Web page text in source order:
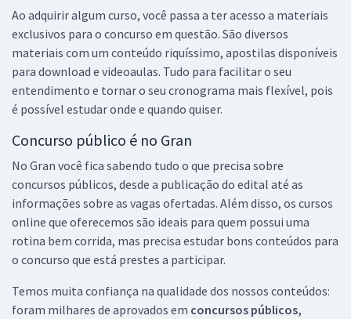
Ao adquirir algum curso, você passa a ter acesso a materiais
exclusivos para o concurso em questão. São diversos
materiais com um conteúdo riquíssimo, apostilas disponíveis
para download e videoaulas. Tudo para facilitar o seu
entendimento e tornar o seu cronograma mais flexível, pois
é possível estudar onde e quando quiser.
Concurso público é no Gran
No Gran você fica sabendo tudo o que precisa sobre
concursos públicos, desde a publicação do edital até as
informações sobre as vagas ofertadas. Além disso, os cursos
online que oferecemos são ideais para quem possui uma
rotina bem corrida, mas precisa estudar bons conteúdos para
o concurso que está prestes a participar.
Temos muita confiança na qualidade dos nossos conteúdos:
foram milhares de aprovados em concursos públicos,